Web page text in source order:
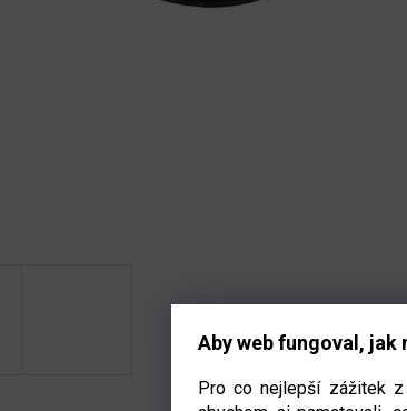
Aby web fungoval, jak
Pro co nejlepší zážitek z